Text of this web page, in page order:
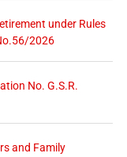
under Rules
2026
No. G.S.R.
and Family